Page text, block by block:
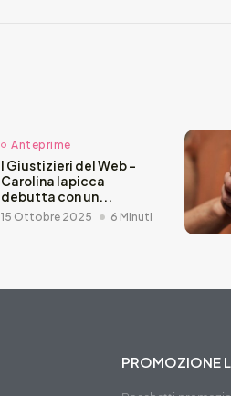
Anteprime
I Giustizieri del Web –
Carolina Iapicca
debutta con un...
15 Ottobre 2025 6 Minuti
PROMOZIONE